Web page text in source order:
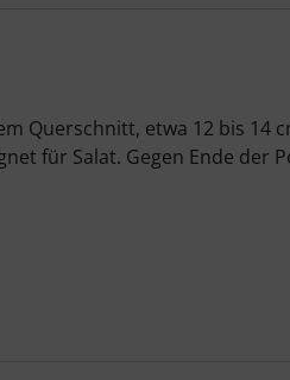
Querschnitt, etwa 12 bis 14
für Salat. Gegen Ende